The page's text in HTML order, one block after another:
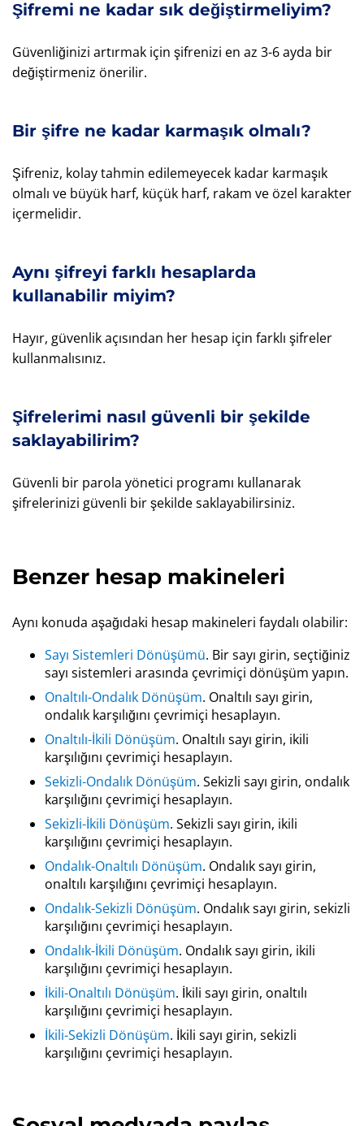
Şifremi ne kadar sık değiştirmeliyim?
Güvenliğinizi artırmak için şifrenizi en az 3-6 ayda bir
değiştirmeniz önerilir.
Bir şifre ne kadar karmaşık olmalı?
Şifreniz, kolay tahmin edilemeyecek kadar karmaşık
olmalı ve büyük harf, küçük harf, rakam ve özel karakter
içermelidir.
Aynı şifreyi farklı hesaplarda
kullanabilir miyim?
Hayır, güvenlik açısından her hesap için farklı şifreler
kullanmalısınız.
Şifrelerimi nasıl güvenli bir şekilde
saklayabilirim?
Güvenli bir parola yönetici programı kullanarak
şifrelerinizi güvenli bir şekilde saklayabilirsiniz.
Benzer hesap makineleri
Aynı konuda aşağıdaki hesap makineleri faydalı olabilir:
Sayı Sistemleri Dönüşümü. Bir sayı girin, seçtiğiniz
sayı sistemleri arasında çevrimiçi dönüşüm yapın.
Onaltılı-Ondalık Dönüşüm. Onaltılı sayı girin,
ondalık karşılığını çevrimiçi hesaplayın.
Onaltılı-İkili Dönüşüm. Onaltılı sayı girin, ikili
karşılığını çevrimiçi hesaplayın.
Sekizli-Ondalık Dönüşüm. Sekizli sayı girin, ondalık
karşılığını çevrimiçi hesaplayın.
Sekizli-İkili Dönüşüm. Sekizli sayı girin, ikili
karşılığını çevrimiçi hesaplayın.
Ondalık-Onaltılı Dönüşüm. Ondalık sayı girin,
onaltılı karşılığını çevrimiçi hesaplayın.
Ondalık-Sekizli Dönüşüm. Ondalık sayı girin, sekizli
karşılığını çevrimiçi hesaplayın.
Ondalık-İkili Dönüşüm. Ondalık sayı girin, ikili
karşılığını çevrimiçi hesaplayın.
İkili-Onaltılı Dönüşüm. İkili sayı girin, onaltılı
karşılığını çevrimiçi hesaplayın.
İkili-Sekizli Dönüşüm. İkili sayı girin, sekizli
karşılığını çevrimiçi hesaplayın.